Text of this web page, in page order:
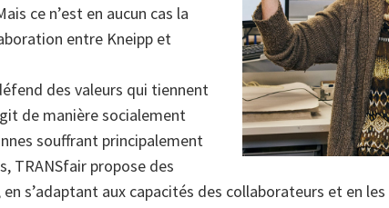
ce n’est en aucun cas la
entre Kneipp et
des valeurs qui tiennent
de manière socialement
souffrant principalement
TRANSfair propose des
s’adaptant aux capacités des collaborateurs et en